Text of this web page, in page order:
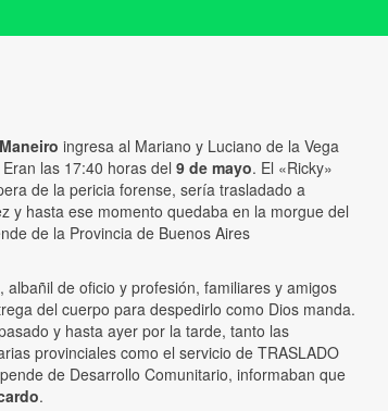
ingresa al Mariano y Luciano de la Vega
las 17:40 horas del 9 de mayo. El «Ricky»
de la pericia forense, sería trasladado a
y hasta ese momento quedaba en la morgue del
de la Provincia de Buenos Aires
albañil de oficio y profesión, familiares y amigos
del cuerpo para despedirlo como Dios manda.
y hasta ayer por la tarde, tanto las
provinciales como el servicio de TRASLADO
de Desarrollo Comunitario, informaban que
.